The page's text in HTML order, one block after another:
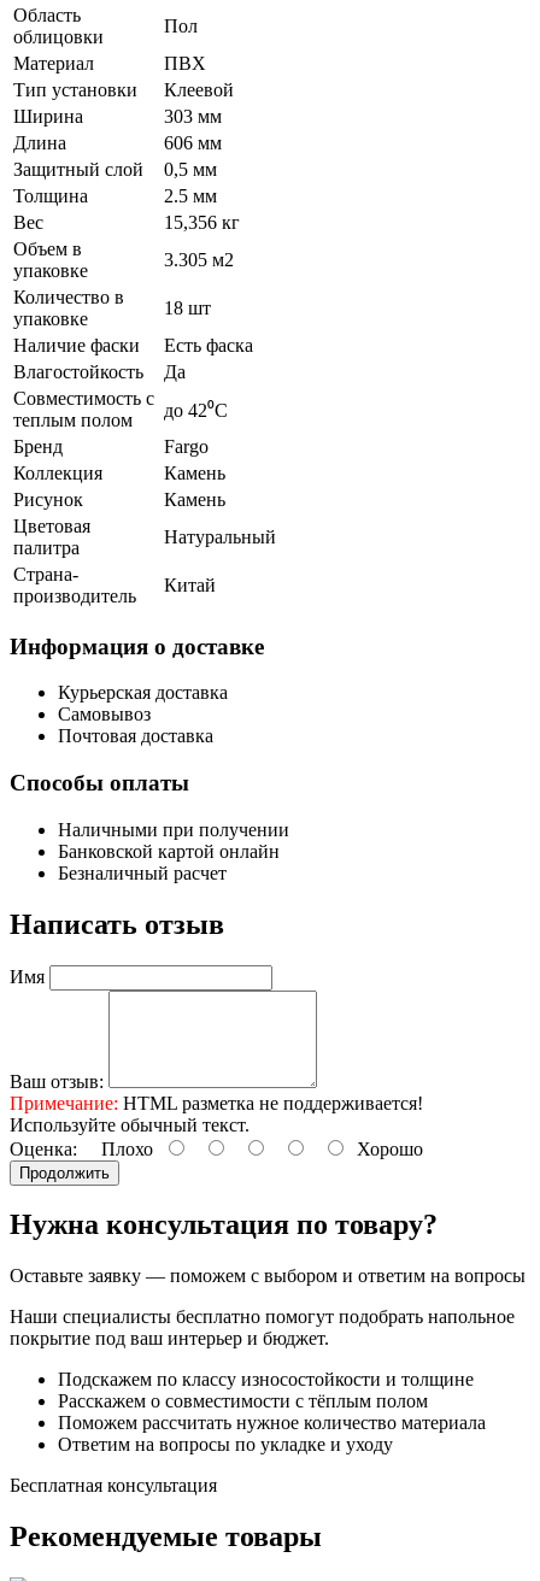
Область
облицовки
Пол
Материал
ПВХ
Тип установки
Клеевой
Ширина
303 мм
Длина
606 мм
Защитный слой
0,5 мм
Толщина
2.5 мм
Вес
15,356 кг
Объем в
упаковке
3.305 м2
Количество в
упаковке
18 шт
Наличие фаски
Есть фаска
Влагостойкость
Да
Совместимость с
теплым полом
до 42⁰С
Бренд
Fargo
Коллекция
Камень
Рисунок
Камень
Цветовая
палитра
Натуральный
Страна-
производитель
Китай
Информация о доставке
Курьерская доставка
Самовывоз
Почтовая доставка
Способы оплаты
Наличными при получении
Банковской картой онлайн
Безналичный расчет
Написать отзыв
Имя
Ваш отзыв:
Примечание: HTML разметка не поддерживается!
Используйте обычный текст.
Оценка: Плохо Хорошо
Продолжить
Нужна консультация по товару?
Оставьте заявку — поможем с выбором и ответим на вопросы
Наши специалисты бесплатно помогут подобрать напольное
покрытие под ваш интерьер и бюджет.
Подскажем по классу износостойкости и толщине
Расскажем о совместимости с тёплым полом
Поможем рассчитать нужное количество материала
Ответим на вопросы по укладке и уходу
Бесплатная консультация
Рекомендуемые товары